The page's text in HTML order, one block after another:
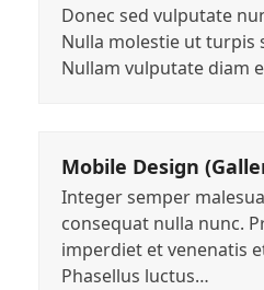
Donec sed vulputate
Nulla molestie ut turpis
Nullam vulputate diam
Mobile Design
Integer semper
consequat nulla nunc.
imperdiet et venenatis
Phasellus luctus…